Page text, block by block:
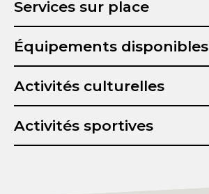
Services sur place
Équipements disponibles
Activités culturelles
Activités sportives